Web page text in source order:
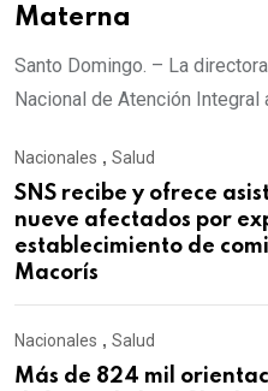
Materna
Santo Domingo. – La
Nacional de Atención Integral
Nacionales , Salud
SNS recibe y ofrece
nueve afectados por
establecimiento de
Macorís
Nacionales , Salud
Más de 824 mil